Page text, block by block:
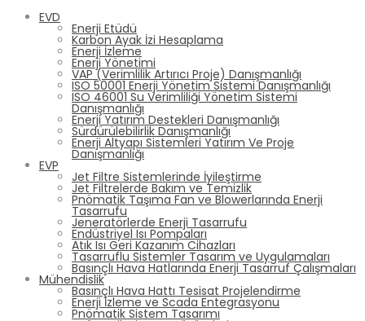
EVD
Enerji Etüdü
Karbon Ayak İzi Hesaplama
Enerji İzleme
Enerji Yönetimi
VAP (Verimlilik Artırıcı Proje) Danışmanlığı
ISO 50001 Enerji Yönetim Sistemi Danışmanlığı
ISO 46001 Su Verimliliği Yönetim Sistemi
Danışmanlığı
Enerji Yatırım Destekleri Danışmanlığı
Sürdürülebilirlik Danışmanlığı
Enerji Altyapı Sistemleri Yatırım Ve Proje
Danışmanlığı
EVP
Jet Filtre Sistemlerinde İyileştirme
Jet Filtrelerde Bakım ve Temizlik
Pnömatik Taşıma Fan ve Blowerlarında Enerji
Tasarrufu
Jeneratörlerde Enerji Tasarrufu
Endüstriyel Isı Pompaları
Atık Isı Geri Kazanım Cihazları
Tasarruflu Sistemler Tasarım ve Uygulamaları
Basınçlı Hava Hatlarında Enerji Tasarruf Çalışmaları
Mühendislik
Basınçlı Hava Hattı Tesisat Projelendirme
Enerji İzleme ve Scada Entegrasyonu
Pnömatik Sistem Tasarımı